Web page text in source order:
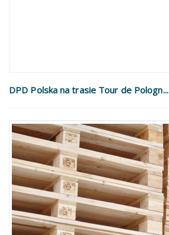
DPD Polska na trasie Tour de Pologn...